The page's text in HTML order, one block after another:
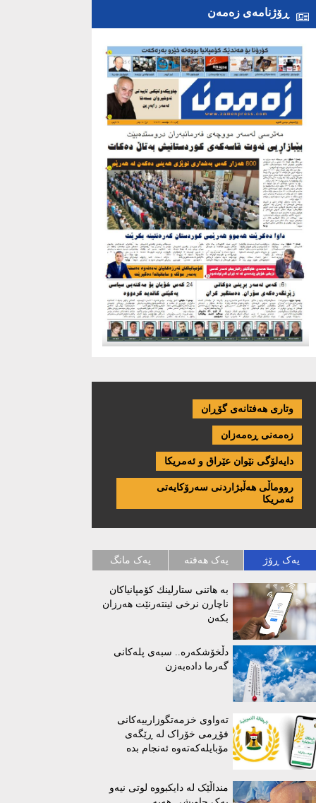
ڕۆژنامەی زەمەن
وتاری هەفتانەی گۆڕان
زەمەنی ڕەمەزان
دایەلۆگی نێوان عێراق و ئەمریكا
رووماڵی هەڵبژاردنی سەرۆکایەتی
ئەمریکا
یەک ڕۆژ یەک هەفتە یەک مانگ
بە هاتنی ستارلینك كۆمپانیاكان
ناچارن نرخی ئینتەرنێت هەرزان
بكەن
دڵخۆشکەرە.. سبەی پلەکانی
گەرما دادەبەزن
تەواوی خزمەتگوزارییەکانی
فۆڕمی خۆراک لە ڕێگەی
مۆبایلەکەتەوە ئەنجام بدە
منداڵێک لە دایکبووە لوتی نیەو